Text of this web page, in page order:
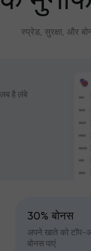
स्प्रेड, सुरक्षा, और
है लंबे
30% बोनस
अपने खाते को टॉप-
बोनस पाएं